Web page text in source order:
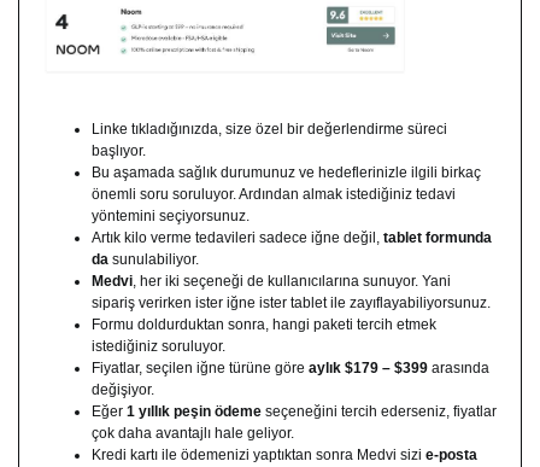
Linke tıkladığınızda, size özel bir değerlendirme süreci
başlıyor.
Bu aşamada sağlık durumunuz ve hedeflerinizle ilgili birkaç
önemli soru soruluyor. Ardından almak istediğiniz tedavi
yöntemini seçiyorsunuz.
Artık kilo verme tedavileri sadece iğne değil, tablet formunda
da sunulabiliyor.
Medvi, her iki seçeneği de kullanıcılarına sunuyor. Yani
sipariş verirken ister iğne ister tablet ile zayıflayabiliyorsunuz.
Formu doldurduktan sonra, hangi paketi tercih etmek
istediğiniz soruluyor.
Fiyatlar, seçilen iğne türüne göre aylık $179 – $399 arasında
değişiyor.
Eğer 1 yıllık peşin ödeme seçeneğini tercih ederseniz, fiyatlar
çok daha avantajlı hale geliyor.
Kredi kartı ile ödemenizi yaptıktan sonra Medvi sizi e-posta